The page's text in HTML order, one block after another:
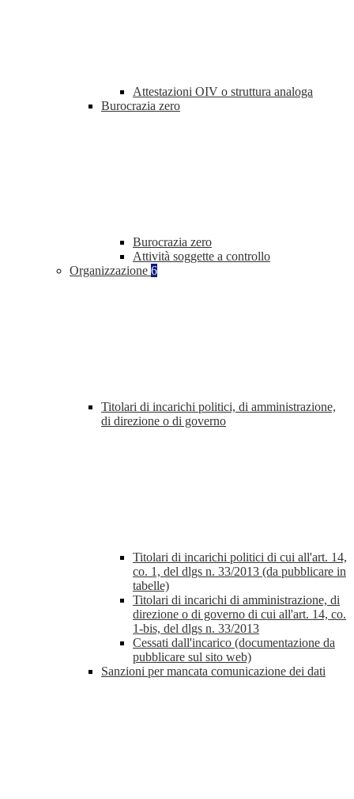
Attestazioni OIV o struttura analoga
Burocrazia zero
Burocrazia zero
Attività soggette a controllo
Organizzazione 6
Titolari di incarichi politici, di amministrazione,
di direzione o di governo
Titolari di incarichi politici di cui all'art. 14,
co. 1, del dlgs n. 33/2013 (da pubblicare in
tabelle)
Titolari di incarichi di amministrazione, di
direzione o di governo di cui all'art. 14, co.
1-bis, del dlgs n. 33/2013
Cessati dall'incarico (documentazione da
pubblicare sul sito web)
Sanzioni per mancata comunicazione dei dati